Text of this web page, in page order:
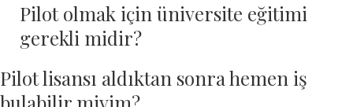
Pilot olmak için üniversite eğitimi
gerekli midir?
Pilot lisansı aldıktan sonra hemen iş